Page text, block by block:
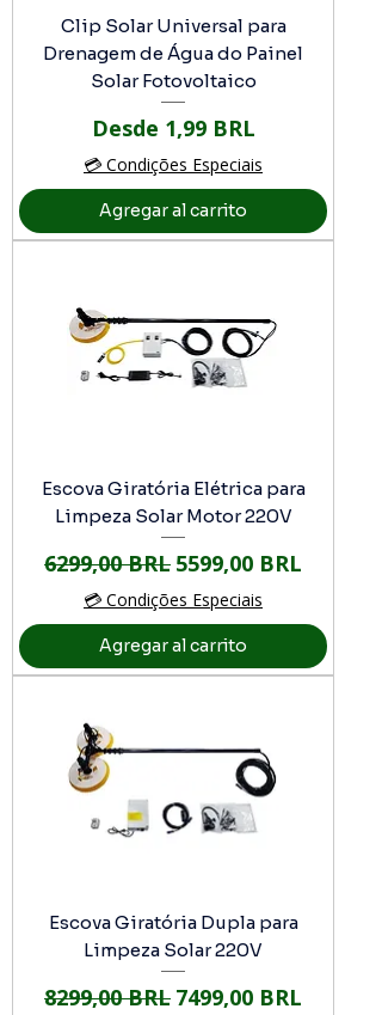
Clip Solar Universal para
Drenagem de Água do Painel
Solar Fotovoltaico
Desde 1,99 BRL
Precio de oferta
💳 Condições Especiais
Agregar al carrito
Escova Giratória Elétrica para
Limpeza Solar Motor 220V
Precio
6299,00 BRL Precio de oferta
5599,00 BRL
💳 Condições Especiais
Agregar al carrito
Escova Giratória Dupla para
Limpeza Solar 220V
Precio
8299,00 BRL Precio de oferta
7499,00 BRL